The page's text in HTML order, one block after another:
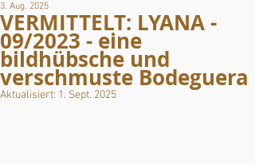
VERMITTELT: LYANA -
09/2023 - eine
bildhübsche und
verschmuste Bodeguera
3. Aug. 2025
Aktualisiert: 1. Sept. 2025